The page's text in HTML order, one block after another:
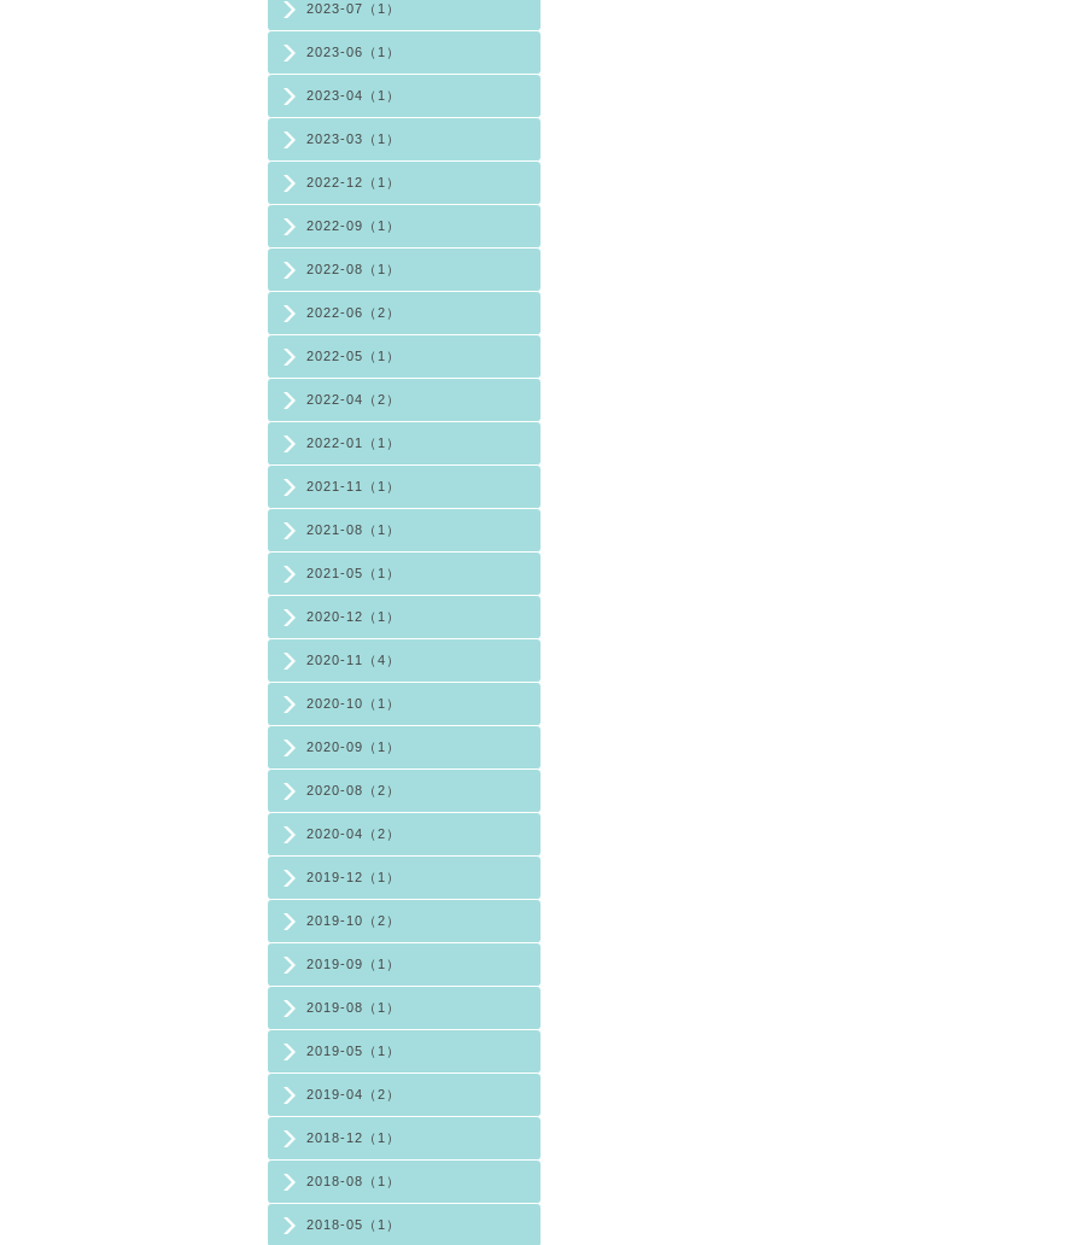
2023-07（1）
2023-06（1）
2023-04（1）
2023-03（1）
2022-12（1）
2022-09（1）
2022-08（1）
2022-06（2）
2022-05（1）
2022-04（2）
2022-01（1）
2021-11（1）
2021-08（1）
2021-05（1）
2020-12（1）
2020-11（4）
2020-10（1）
2020-09（1）
2020-08（2）
2020-04（2）
2019-12（1）
2019-10（2）
2019-09（1）
2019-08（1）
2019-05（1）
2019-04（2）
2018-12（1）
2018-08（1）
2018-05（1）